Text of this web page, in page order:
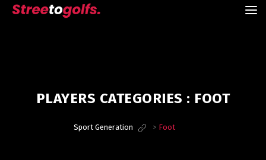
PLAYERS CATEGORIES : FOOT
Sport Generation > Foot